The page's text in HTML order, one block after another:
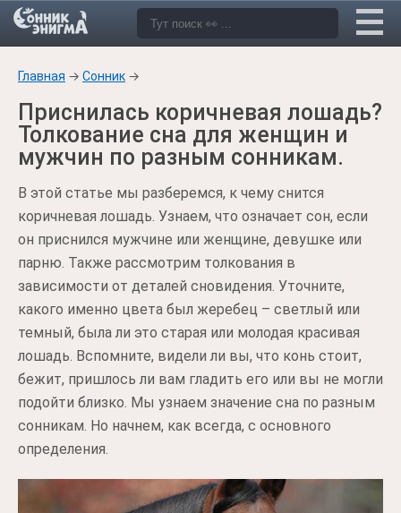
Главная → Сонник →
Приснилась коричневая лошадь?
Толкование сна для женщин и
мужчин по разным сонникам.
В этой статье мы разберемся, к чему снится
коричневая лошадь. Узнаем, что означает сон, если
он приснился мужчине или женщине, девушке или
парню. Также рассмотрим толкования в
зависимости от деталей сновидения. Уточните,
какого именно цвета был жеребец – светлый или
темный, была ли это старая или молодая красивая
лошадь. Вспомните, видели ли вы, что конь стоит,
бежит, пришлось ли вам гладить его или вы не могли
подойти близко. Мы узнаем значение сна по разным
сонникам. Но начнем, как всегда, с основного
определения.